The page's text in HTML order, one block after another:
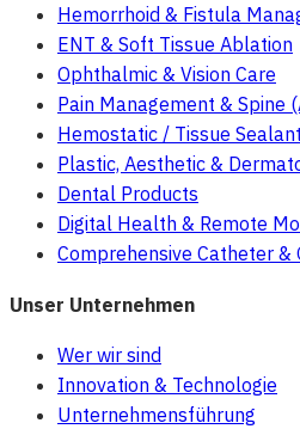
Hemorrhoid & Fistula
ENT & Soft Tissue Ablation
Ophthalmic & Vision Care
Pain Management & Spine
Hemostatic / Tissue
Plastic, Aesthetic &
Dental Products
Digital Health & Remote
Comprehensive Catheter &
Unser Unternehmen
Wer wir sind
Innovation & Technologie
Unternehmensführung